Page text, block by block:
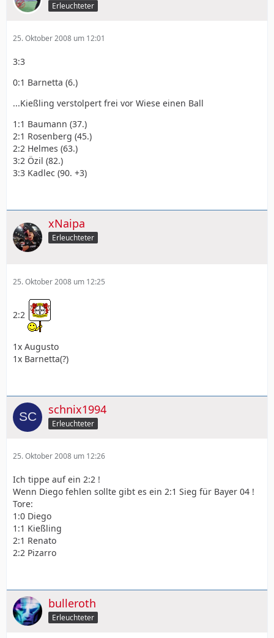
Erleuchteter
25. Oktober 2008 um 12:01
3:3
0:1 Barnetta (6.)
...Kießling verstolpert frei vor Wiese einen Ball
1:1 Baumann (37.)
2:1 Rosenberg (45.)
2:2 Helmes (63.)
3:2 Özil (82.)
3:3 Kadlec (90. +3)
xNaipa
Erleuchteter
25. Oktober 2008 um 12:25
2:2
1x Augusto
1x Barnetta(?)
schnix1994
Erleuchteter
25. Oktober 2008 um 12:26
Ich tippe auf ein 2:2 !
Wenn Diego fehlen sollte gibt es ein 2:1 Sieg für Bayer 04 !
Tore:
1:0 Diego
1:1 Kießling
2:1 Renato
2:2 Pizarro
bulleroth
Erleuchteter